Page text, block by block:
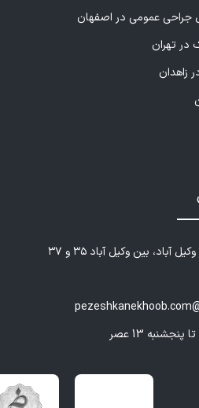
عمومی در اصفهان
در تهران
زاهدان
آباد، بین وکیل آباد ۳۵ و ۳۷